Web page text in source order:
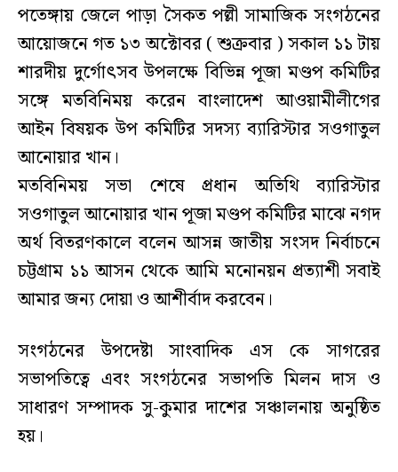
পতেঙ্গায় জেলে পাড়া সৈকত পল্লী সামাজিক সংগঠনের
আয়োজনে গত ১৩ অক্টোবর ( শুক্রবার ) সকাল ১১ টায়
শারদীয় দুর্গোৎসব উপলক্ষে বিভিন্ন পূজা মণ্ডপ কমিটির
সঙ্গে মতবিনিময় করেন বাংলাদেশ আওয়ামীলীগের
আইন বিষয়ক উপ কমিটির সদস্য ব্যারিস্টার সওগাতুল
আনোয়ার খান।
মতবিনিময় সভা শেষে প্রধান অতিথি ব্যারিস্টার
সওগাতুল আনোয়ার খান পূজা মণ্ডপ কমিটির মাঝে নগদ
অর্থ বিতরণকালে বলেন আসন্ন জাতীয় সংসদ নির্বাচনে
চট্টগ্রাম ১১ আসন থেকে আমি মনোনয়ন প্রত্যাশী সবাই
আমার জন্য দোয়া ও আশীর্বাদ করবেন।
সংগঠনের উপদেষ্টা সাংবাদিক এস কে সাগরের
সভাপতিত্বে এবং সংগঠনের সভাপতি মিলন দাস ও
সাধারণ সম্পাদক সু-কুমার দাশের সঞ্চালনায় অনুষ্ঠিত
হয়।